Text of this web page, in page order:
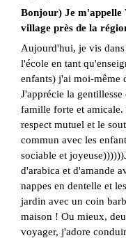
Bonjour) Je m'appelle
village près de la
Aujourd'hui, je vis
l'école en tant
enfants) j'ai moi-même
J'apprécie la
famille forte et
respect mutuel et le
commun avec les
sociable et
d'arabica et d'amande
nappes en dentelle et
jardin avec un coin
maison ! Ou mieux,
voyager, j'adore